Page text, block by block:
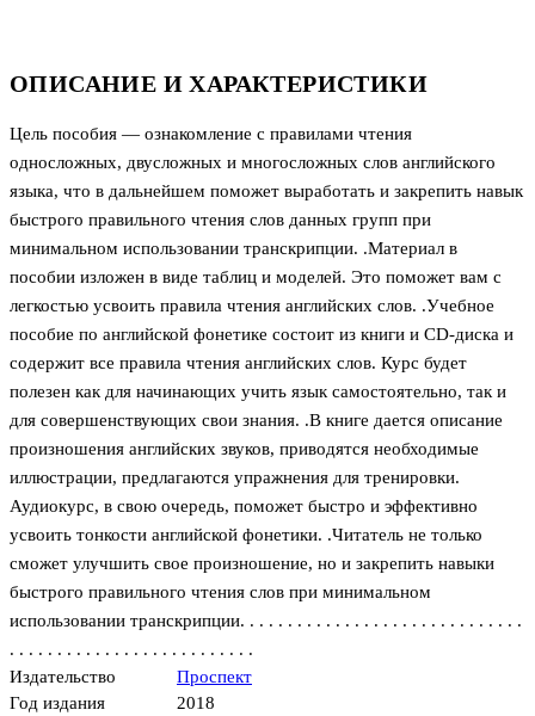
ОПИСАНИЕ И ХАРАКТЕРИСТИКИ
Цель пособия — ознакомление с правилами чтения
односложных, двусложных и многосложных слов английского
языка, что в дальнейшем поможет выработать и закрепить навык
быстрого правильного чтения слов данных групп при
минимальном использовании транскрипции. .Материал в
пособии изложен в виде таблиц и моделей. Это поможет вам с
легкостью усвоить правила чтения английских слов. .Учебное
пособие по английской фонетике состоит из книги и CD-диска и
содержит все правила чтения английских слов. Курс будет
полезен как для начинающих учить язык самостоятельно, так и
для совершенствующих свои знания. .В книге дается описание
произношения английских звуков, приводятся необходимые
иллюстрации, предлагаются упражнения для тренировки.
Аудиокурс, в свою очередь, поможет быстро и эффективно
усвоить тонкости английской фонетики. .Читатель не только
сможет улучшить свое произношение, но и закрепить навыки
быстрого правильного чтения слов при минимальном
использовании транскрипции. . . . . . . . . . . . . . . . . . . . . . . . . . . . . .
. . . . . . . . . . . . . . . . . . . . . . . . . .
Издательство
Проспект
Год издания
2018